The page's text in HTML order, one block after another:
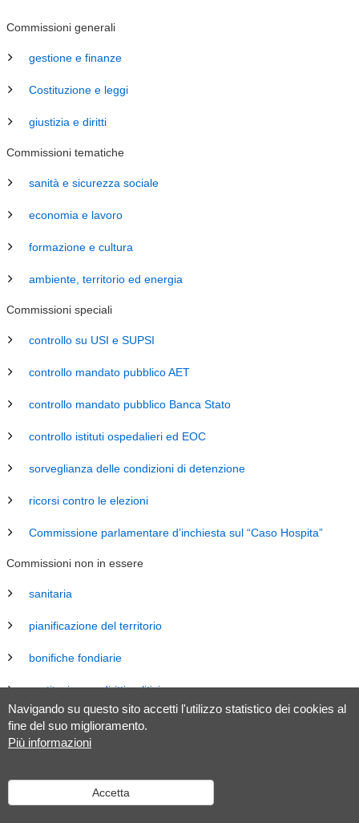
Navigando su questo sito accetti l'utilizzo statistico dei cookies al
fine del suo miglioramento.
Più informazioni
Accetta
Commissioni generali
gestione e finanze
Costituzione e leggi
giustizia e diritti
Commissioni tematiche
sanità e sicurezza sociale
economia e lavoro
formazione e cultura
ambiente, territorio ed energia
Commissioni speciali
controllo su USI e SUPSI
controllo mandato pubblico AET
controllo mandato pubblico Banca Stato
controllo istituti ospedalieri ed EOC
sorveglianza delle condizioni di detenzione
ricorsi contro le elezioni
Commissione parlamentare d’inchiesta sul “Caso Hospita”
Commissioni non in essere
sanitaria
pianificazione del territorio
bonifiche fondiarie
costituzione e diritti politici
energia